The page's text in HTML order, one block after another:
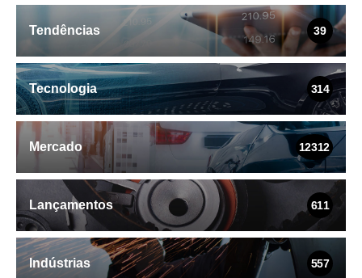
Tendências 39
Tecnologia 314
Mercado 12312
Lançamentos 611
Indústrias 557